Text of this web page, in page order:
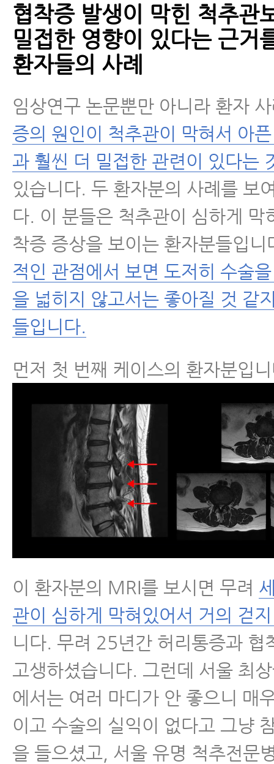
협착증 발생이 막힌 척추관
밀접한 영향이 있다는 근거
환자들의 사례
임상연구 논문뿐만 아니라 환자
증의 원인이 척추관이 막혀서 아
과 훨씬 더 밀접한 관련이 있다는
있습니다. 두 환자분의 사례를 보
다. 이 분들은 척추관이 심하게 막
착증 증상을 보이는 환자분들입
적인 관점에서 보면 도저히 수술
을 넓히지 않고서는 좋아질 것 같
들입니다.
먼저 첫 번째 케이스의 환자분입
이 환자분의 MRI를 보시면 무려
관이 심하게 막혀있어서 거의 걷
니다. 무려 25년간 허리통증과 협
고생하셨습니다. 그런데 서울 최
에서는 여러 마디가 안 좋으니 매
이고 수술의 실익이 없다고 그냥
을 들으셨고, 서울 유명 척추전문